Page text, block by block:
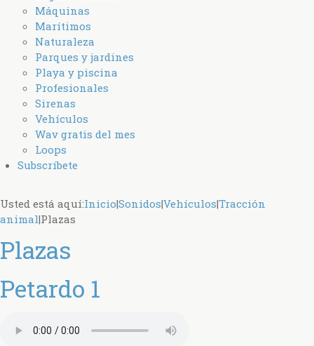
Máquinas
Marítimos
Naturaleza
Parques y jardines
Playa y piscina
Profesionales
Sirenas
Vehículos
Wav gratis del mes
Loops
Subscríbete
Usted está aquí:Inicio|Sonidos|Vehículos|Tracción
animal|Plazas
Plazas
Petardo 1